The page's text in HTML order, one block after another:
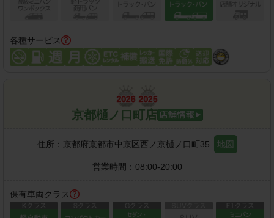
各種サービス
京都樋ノ口町店
住所： 京都府京都市中京区西ノ京樋ノ口町35 地図
営業時間： 08:00-20:00
保有車両クラス